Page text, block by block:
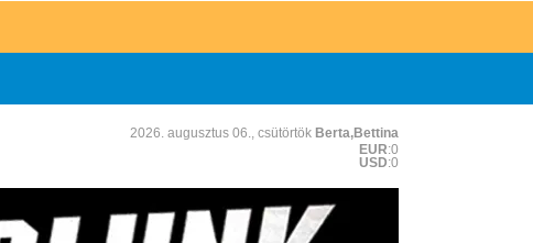
2026. augusztus 06., csütörtök Berta,Bettina
EUR:0
USD:0